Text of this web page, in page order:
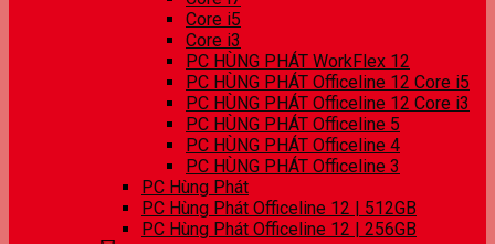
Core i5
Core i3
PC HÙNG PHÁT WorkFlex 12
PC HÙNG PHÁT Officeline 12 Core i5
PC HÙNG PHÁT Officeline 12 Core i3
PC HÙNG PHÁT Officeline 5
PC HÙNG PHÁT Officeline 4
PC HÙNG PHÁT Officeline 3
PC Hùng Phát
PC Hùng Phát Officeline 12 | 512GB
PC Hùng Phát Officeline 12 | 256GB